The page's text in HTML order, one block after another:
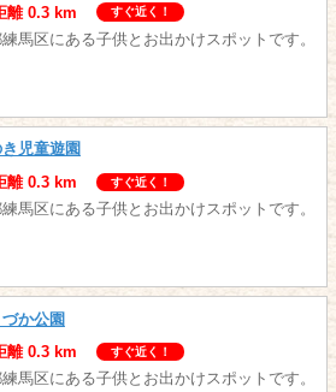
離 0.3 km
すぐ近く！
馬区にある子供とお出かけスポットです。
児童遊園
離 0.3 km
すぐ近く！
馬区にある子供とお出かけスポットです。
か公園
離 0.3 km
すぐ近く！
馬区にある子供とお出かけスポットです。